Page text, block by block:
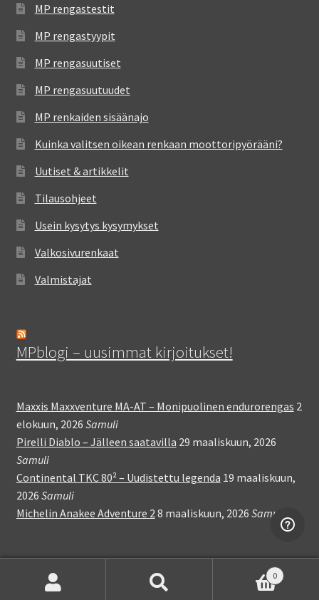
MP rengastestit
MP rengastyypit
MP rengasuutiset
MP rengasuutuudet
MP renkaiden sisäänajo
Kuinka valitsen oikean renkaan moottoripyörääni?
Uutiset & artikkelit
Tilausohjeet
Usein kysytys kysymykset
Valkosivurenkaat
Valmistajat
MPblogi – uusimmat kirjoitukset!
Maxxis Maxxventure MA-AT – Monipuolinen endurorengas 2
elokuun, 2026 Samuli
Pirelli Diablo – Jälleen saatavilla 29 maaliskuun, 2026
Samuli
Continental TKC 80² – Uudistettu legenda 19 maaliskuun,
2026 Samuli
Michelin Anakee Adventure 28 maaliskuun, 2026 Samuli
0